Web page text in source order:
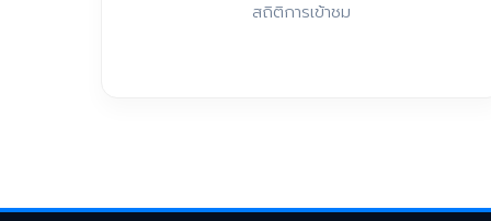
สถิติการเข้าชม